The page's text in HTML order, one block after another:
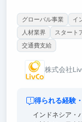
グローバル事業 イ
人材業界
スタート
交通費支給
株式会社
得られる経験
インドネシア・